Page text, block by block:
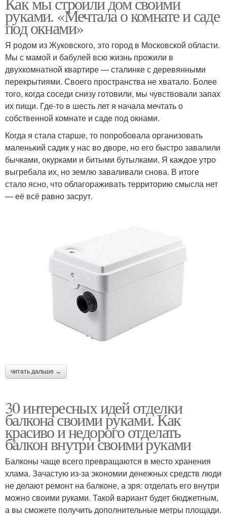
руками. «Мечтала о комнате и саде
под окнами»
Я родом из Жуковского, это город в Московской области.
Мы с мамой и бабулей всю жизнь прожили в
двухкомнатной квартире — сталинке с деревянными
перекрытиями. Своего пространства не хватало. Более
того, когда соседи снизу готовили, мы чувствовали запах
их пищи. Где-то в шесть лет я начала мечтать о
собственной комнате и саде под окнами.
Когда я стала старше, то попробовала организовать
маленький садик у нас во дворе, но его быстро завалили
бычками, окурками и битыми бутылками. Я каждое утро
выгребала их, но землю заваливали снова. В итоге
стало ясно, что облагораживать территорию смысла нет
— её всё равно засрут.
читать дальше →
30 интересных идей отделки
балкона своими руками. Как
красиво и недорого отделать
балкон внутри своими руками
Балконы чаще всего превращаются в место хранения
хлама. Зачастую из-за экономии денежных средств люди
не делают ремонт на балконе, а зря: отделать его внутри
можно своими руками. Такой вариант будет бюджетным,
а вы сможете получить дополнительные метры площади.